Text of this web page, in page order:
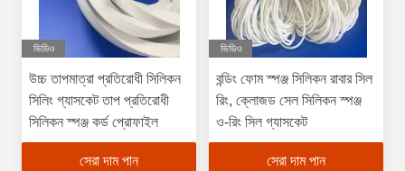
ভিডিও
উচ্চ তাপমাত্রা প্রতিরোধী সিলিকন
সিলিং গ্যাসকেট তাপ প্রতিরোধী
সিলিকন স্পঞ্জ কর্ড প্রোফাইল
সেরা দাম পান
ভিডিও
বন্ডিং ফোম স্পঞ্জ সিলিকন রাবার সিল
রিং, ক্লোজড সেল সিলিকন স্পঞ্জ
ও-রিং সিল গ্যাসকেট
সেরা দাম পান